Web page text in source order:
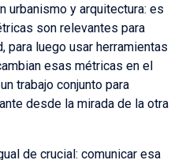
urbanismo y arquitectura: es
son relevantes para
para luego usar herramientas
esas métricas en el
trabajo conjunto para
desde la mirada de la otra
de crucial: comunicar esa